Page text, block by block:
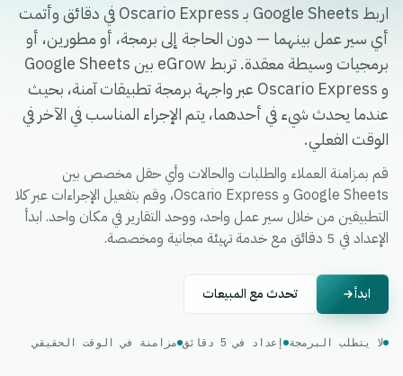
اربط Google Sheets بـ Oscario Express في دقائق وأتمت
أي سير عمل بينهما — دون الحاجة إلى برمجة، أو مطورين، أو
برمجيات وسيطة معقدة. تربط eGrow بين Google Sheets
و Oscario Express عبر واجهة برمجة تطبيقات آمنة، بحيث
عندما يحدث شيء في أحدهما، يتم الإجراء المناسب في الآخر في
الوقت الفعلي.
قم بمزامنة العملاء والطلبات والحالات وأي حقل مخصص بين
Google Sheets و Oscario Express، وقم بتفعيل الإجراءات عبر كلا
التطبيقين من خلال سير عمل واحد، ووحد التقارير في مكان واحد. ابدأ
الإعداد في 5 دقائق مع خدمة تهيئة مجانية ومخصصة.
ابدأ تحدث مع المبيعات
لا يتطلب البرمجة إعداد في 5 دقائق مزامنة في الوقت الحقيقي